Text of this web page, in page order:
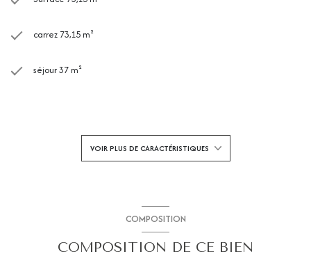
carrez 73,15 m²
séjour 37 m²
Chauffage individuel : air pulsé (climatisation)
VOIR PLUS DE CARACTÉRISTIQUES
COMPOSITION
COMPOSITION DE CE BIEN